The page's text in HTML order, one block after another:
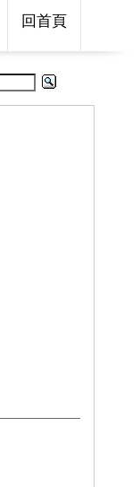
回首頁